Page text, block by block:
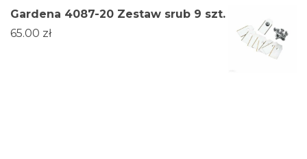
Gardena 4087-20 Zestaw srub 9 szt.
65.00 zł